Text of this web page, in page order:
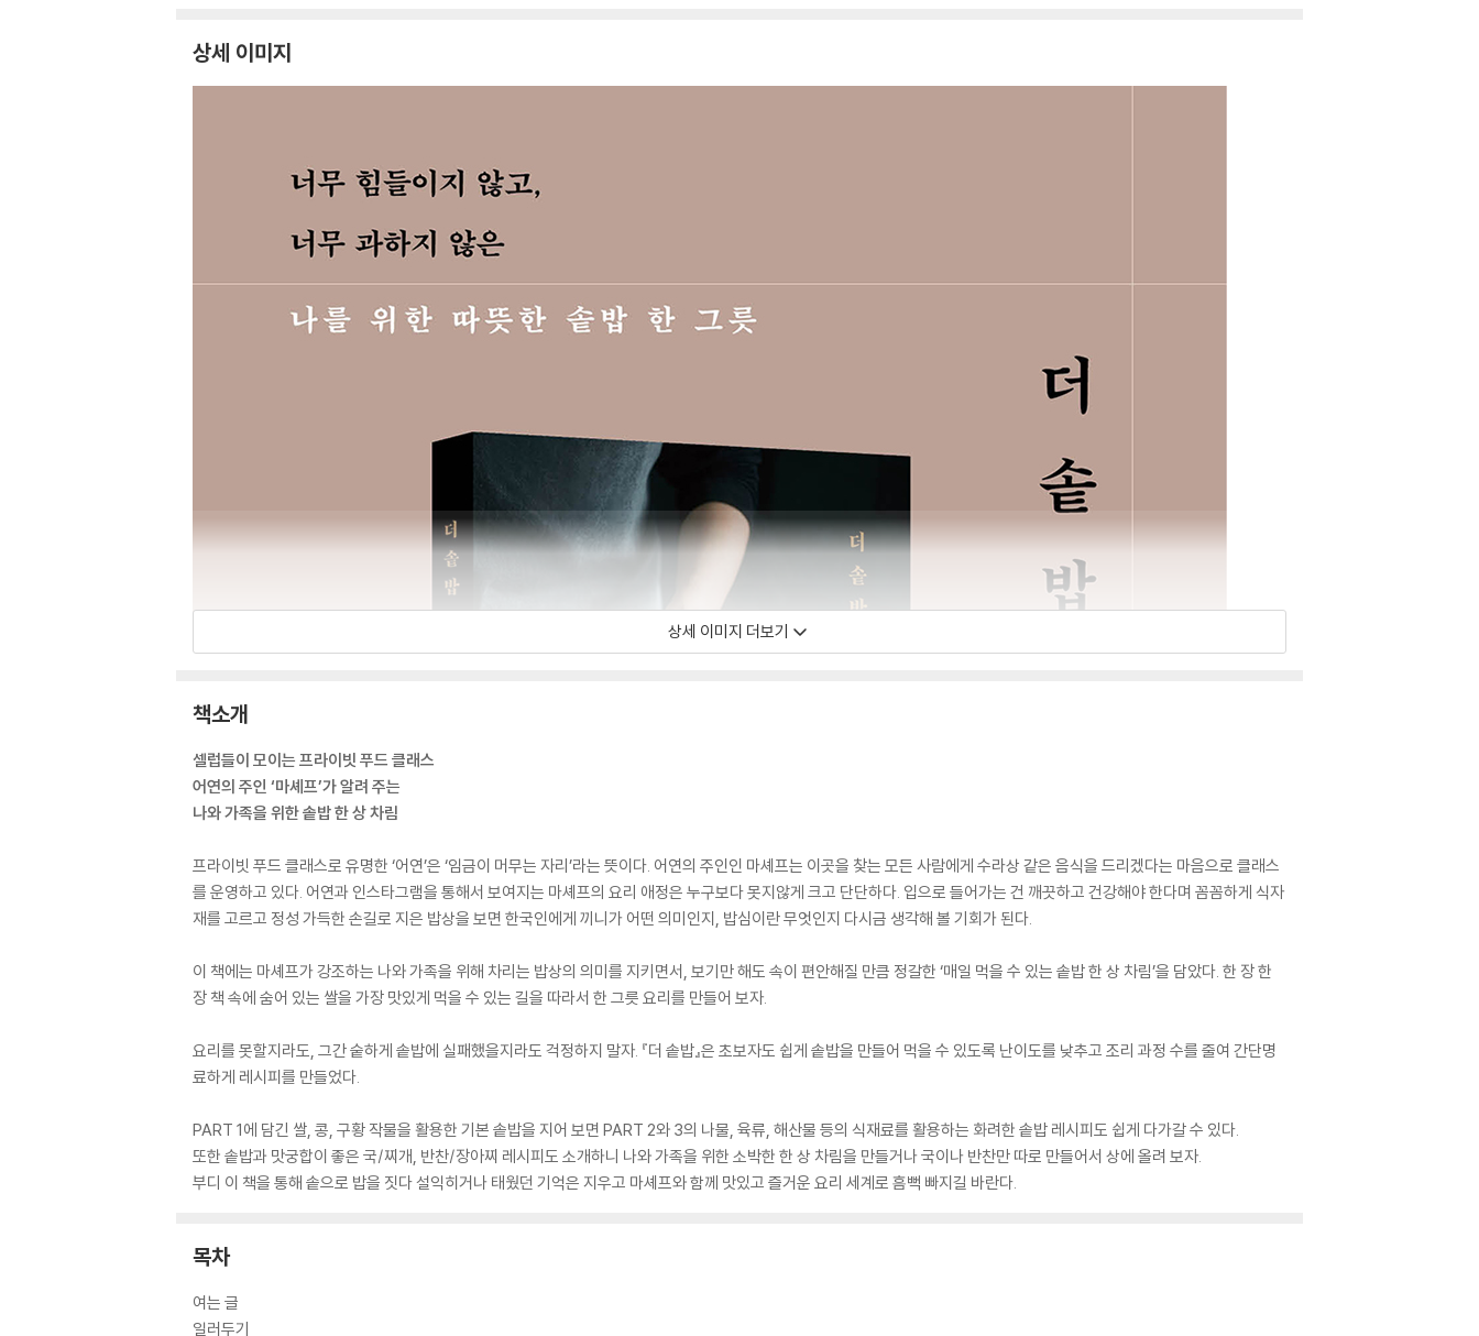
상세 이미지
상세 이미지 더보기
책소개
셀럽들이 모이는 프라이빗 푸드 클래스
어연의 주인 ‘마셰프’가 알려 주는
나와 가족을 위한 솥밥 한 상 차림
프라이빗 푸드 클래스로 유명한 ‘어연’은 ‘임금이 머무는 자리’라는 뜻이다. 어연의 주인인 마셰프는 이곳을 찾는 모든 사람에게 수라상 같은 음식을 드리겠다는 마음으로 클래스
를 운영하고 있다. 어연과 인스타그램을 통해서 보여지는 마셰프의 요리 애정은 누구보다 못지않게 크고 단단하다. 입으로 들어가는 건 깨끗하고 건강해야 한다며 꼼꼼하게 식자
재를 고르고 정성 가득한 손길로 지은 밥상을 보면 한국인에게 끼니가 어떤 의미인지, 밥심이란 무엇인지 다시금 생각해 볼 기회가 된다.
이 책에는 마셰프가 강조하는 나와 가족을 위해 차리는 밥상의 의미를 지키면서, 보기만 해도 속이 편안해질 만큼 정갈한 ‘매일 먹을 수 있는 솥밥 한 상 차림’을 담았다. 한 장 한
장 책 속에 숨어 있는 쌀을 가장 맛있게 먹을 수 있는 길을 따라서 한 그릇 요리를 만들어 보자.
요리를 못할지라도, 그간 숱하게 솥밥에 실패했을지라도 걱정하지 말자. 『더 솥밥』은 초보자도 쉽게 솥밥을 만들어 먹을 수 있도록 난이도를 낮추고 조리 과정 수를 줄여 간단명
료하게 레시피를 만들었다.
PART 1에 담긴 쌀, 콩, 구황 작물을 활용한 기본 솥밥을 지어 보면 PART 2와 3의 나물, 육류, 해산물 등의 식재료를 활용하는 화려한 솥밥 레시피도 쉽게 다가갈 수 있다.
또한 솥밥과 맛궁합이 좋은 국/찌개, 반찬/장아찌 레시피도 소개하니 나와 가족을 위한 소박한 한 상 차림을 만들거나 국이나 반찬만 따로 만들어서 상에 올려 보자.
부디 이 책을 통해 솥으로 밥을 짓다 설익히거나 태웠던 기억은 지우고 마셰프와 함께 맛있고 즐거운 요리 세계로 흠뻑 빠지길 바란다.
목차
여는 글
일러두기